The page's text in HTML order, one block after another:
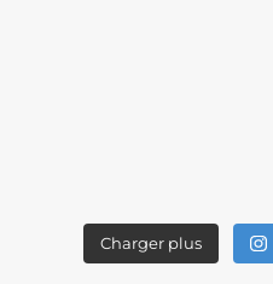
Charger plus